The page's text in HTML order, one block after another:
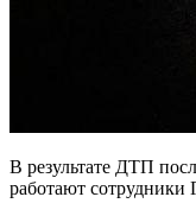
В результате ДТП
работают